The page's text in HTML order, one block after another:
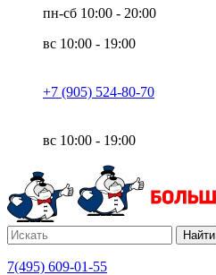
пн-сб 10:00 - 20:00
вс 10:00 - 19:00
+7 (905) 524-80-70
вс 10:00 - 19:00
Найти
7(495) 609-01-55